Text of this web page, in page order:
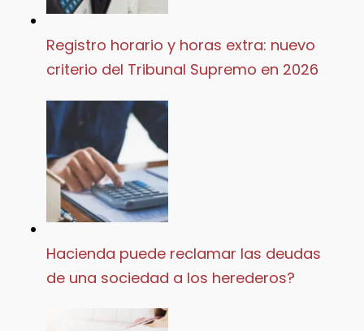
Registro horario y horas extra: nuevo
criterio del Tribunal Supremo en 2026
Hacienda puede reclamar las deudas
de una sociedad a los herederos?